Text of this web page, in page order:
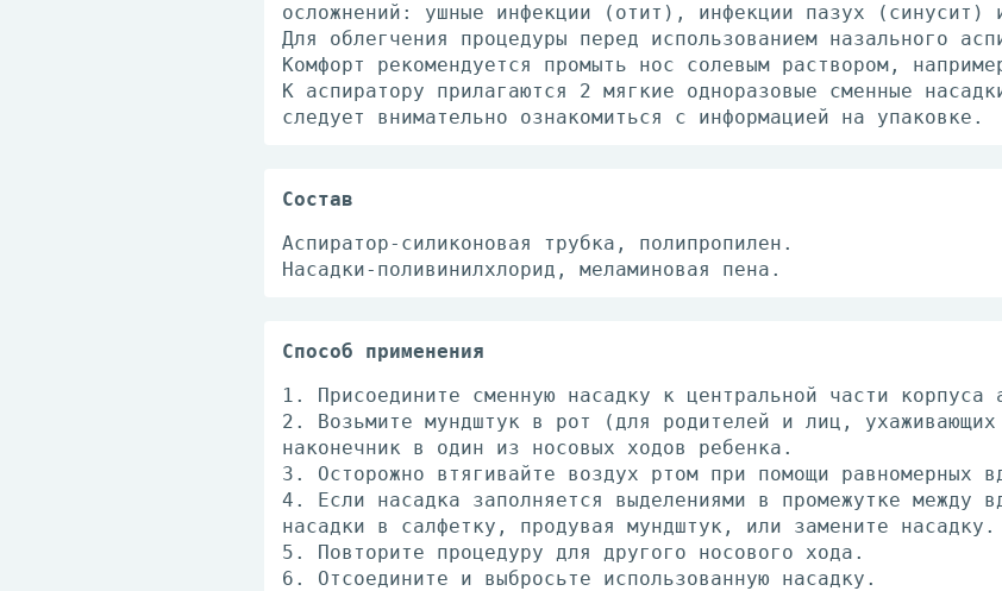
осложнений: ушные инфекции (отит), инфекции пазух (синусит)
Для облегчения процедуры перед использованием назального
Комфорт рекомендуется промыть нос солевым раствором,
К аспиратору прилагаются 2 мягкие одноразовые сменные
следует внимательно ознакомиться с информацией на упаковке.
Состав
Аспиратор-силиконовая трубка, полипропилен.
Насадки-поливинилхлорид, меламиновая пена.
Способ применения
1. Присоедините сменную насадку к центральной части корпуса
2. Возьмите мундштук в рот (для родителей и лиц,
наконечник в один из носовых ходов ребенка.
3. Осторожно втягивайте воздух ртом при помощи равномерных
4. Если насадка заполняется выделениями в промежутке между
насадки в салфетку, продувая мундштук, или замените насадку.
5. Повторите процедуру для другого носового хода.
6. Отсоедините и выбросьте использованную насадку.